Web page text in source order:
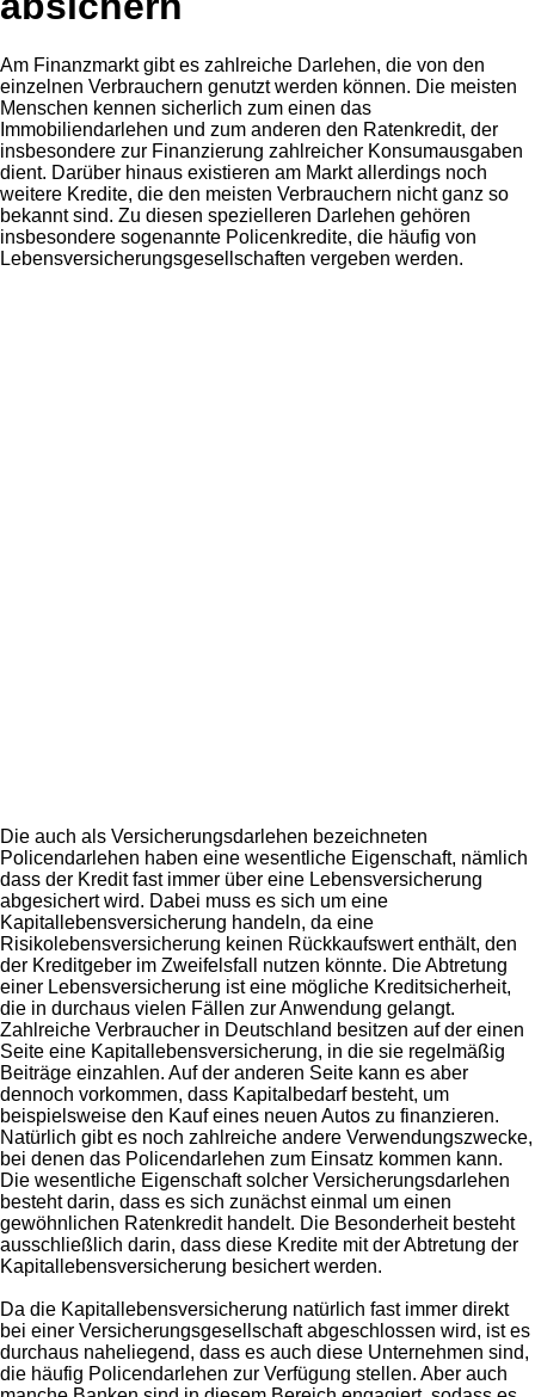
Am Finanzmarkt gibt es zahlreiche Darlehen, die von den
einzelnen Verbrauchern genutzt werden können. Die meisten
Menschen kennen sicherlich zum einen das
Immobiliendarlehen und zum anderen den Ratenkredit, der
insbesondere zur Finanzierung zahlreicher Konsumausgaben
dient. Darüber hinaus existieren am Markt allerdings noch
weitere Kredite, die den meisten Verbrauchern nicht ganz so
bekannt sind. Zu diesen spezielleren Darlehen gehören
insbesondere sogenannte Policenkredite, die häufig von
Lebensversicherungsgesellschaften vergeben werden.
Die auch als Versicherungsdarlehen bezeichneten
Policendarlehen haben eine wesentliche Eigenschaft, nämlich
dass der Kredit fast immer über eine Lebensversicherung
abgesichert wird. Dabei muss es sich um eine
Kapitallebensversicherung handeln, da eine
Risikolebensversicherung keinen Rückkaufswert enthält, den
der Kreditgeber im Zweifelsfall nutzen könnte. Die Abtretung
einer Lebensversicherung ist eine mögliche Kreditsicherheit,
die in durchaus vielen Fällen zur Anwendung gelangt.
Zahlreiche Verbraucher in Deutschland besitzen auf der einen
Seite eine Kapitallebensversicherung, in die sie regelmäßig
Beiträge einzahlen. Auf der anderen Seite kann es aber
dennoch vorkommen, dass Kapitalbedarf besteht, um
beispielsweise den Kauf eines neuen Autos zu finanzieren.
Natürlich gibt es noch zahlreiche andere Verwendungszwecke,
bei denen das Policendarlehen zum Einsatz kommen kann.
Die wesentliche Eigenschaft solcher Versicherungsdarlehen
besteht darin, dass es sich zunächst einmal um einen
gewöhnlichen Ratenkredit handelt. Die Besonderheit besteht
ausschließlich darin, dass diese Kredite mit der Abtretung der
Kapitallebensversicherung besichert werden.
Da die Kapitallebensversicherung natürlich fast immer direkt
bei einer Versicherungsgesellschaft abgeschlossen wird, ist es
durchaus naheliegend, dass es auch diese Unternehmen sind,
die häufig Policendarlehen zur Verfügung stellen. Aber auch